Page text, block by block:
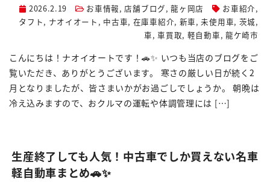
2026.2.19 お車情報, 店舗ブログ,龍ヶ岡店 お車紹介,
タフト, ナオイオート , 中古車, 在庫車紹介, 新車,未使用車, 茨城,
車, 車買取, 軽自動車, 龍ケ崎市
こんにちは！ナオイオートです！🚗✨ いつも当店のブログをご
覧いただき、ありがとうございます。 寒さの厳しい日が続く2
月となりましたが、皆さまいかがお過ごしでしょうか。 朝晩は
冷え込みますので、おクルマの運転や体調管理には […]
生産終了しても人気！中古車でしか買えない名車
軽自動車まとめ🚗✨